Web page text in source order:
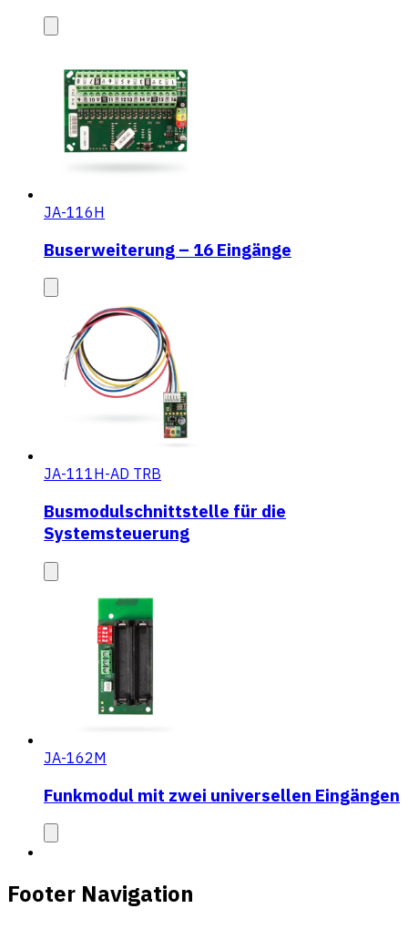
JA-116H
Buserweiterung – 16 Eingänge
JA-111H-AD TRB
Busmodulschnittstelle für die
Systemsteuerung
JA-162M
Funkmodul mit zwei universellen Eingängen
Footer Navigation